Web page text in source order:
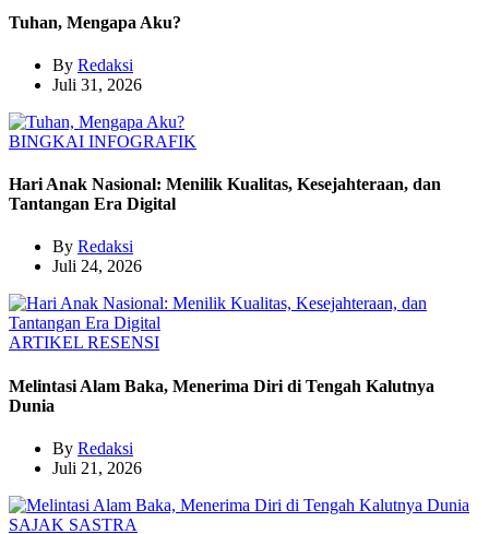
Tuhan, Mengapa Aku?
By Redaksi
Juli 31, 2026
BINGKAI INFOGRAFIK
Hari Anak Nasional: Menilik Kualitas, Kesejahteraan, dan
Tantangan Era Digital
By Redaksi
Juli 24, 2026
ARTIKEL RESENSI
Melintasi Alam Baka, Menerima Diri di Tengah Kalutnya
Dunia
By Redaksi
Juli 21, 2026
SAJAK SASTRA